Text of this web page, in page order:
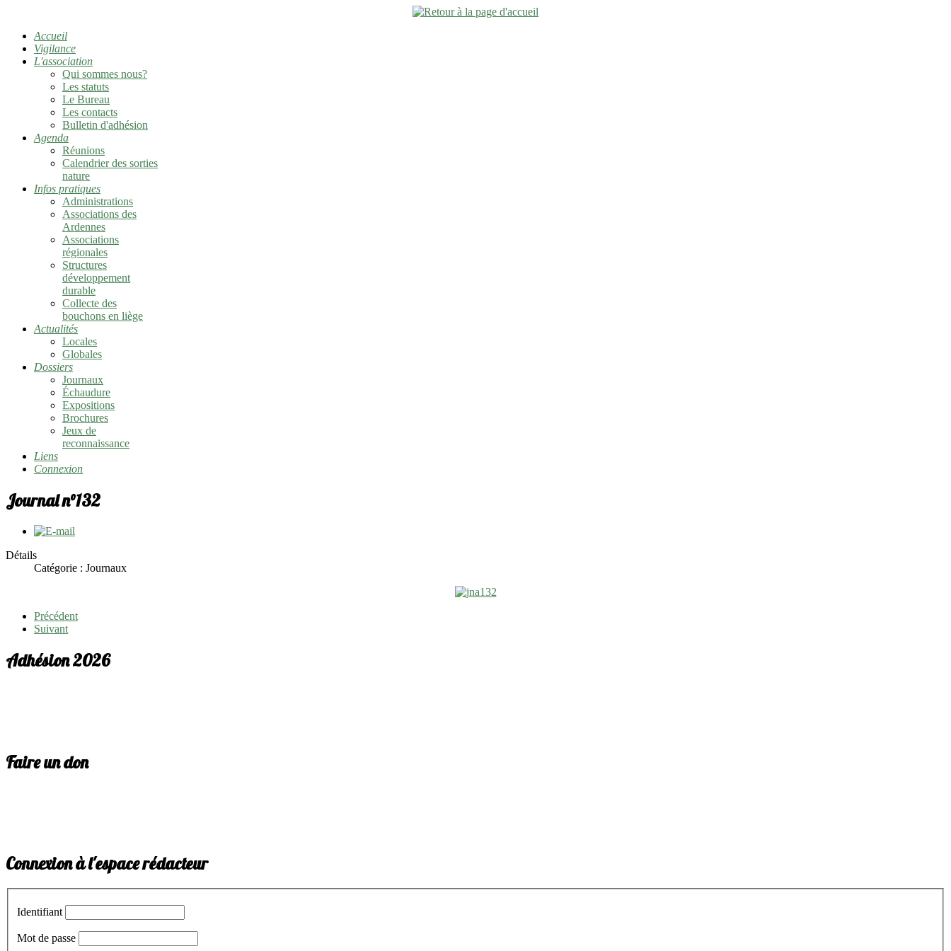
Accueil
Vigilance
L'association
Qui sommes nous?
Les statuts
Le Bureau
Les contacts
Bulletin d'adhésion
Agenda
Réunions
Calendrier des sorties
nature
Infos pratiques
Administrations
Associations des
Ardennes
Associations
régionales
Structures
développement
durable
Collecte des
bouchons en liège
Actualités
Locales
Globales
Dossiers
Journaux
Échaudure
Expositions
Brochures
Jeux de
reconnaissance
Liens
Connexion
Journal n°132
Détails
Catégorie : Journaux
Précédent
Suivant
Adhésion 2026
Faire un don
Connexion à l'espace rédacteur
Identifiant
Mot de passe